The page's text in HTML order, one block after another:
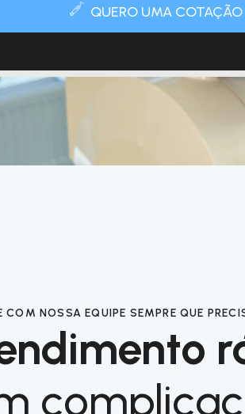
QUERO UMA COTAÇÃO
COM NOSSA EQUIPE SEMPRE QUE